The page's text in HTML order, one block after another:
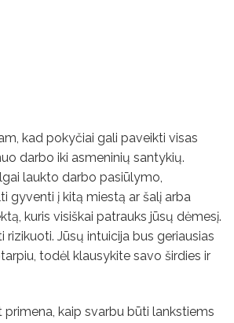
kad pokyčiai gali paveikti visas
​​darbo iki asmeninių santykių.
laukto darbo pasiūlymo,
gyventi į kitą miestą ar šalį arba
kuris visiškai patrauks jūsų dėmesį.
rizikuoti. Jūsų intuicija bus geriausias
todėl klausykite savo širdies ir
kaip svarbu būti lankstiems